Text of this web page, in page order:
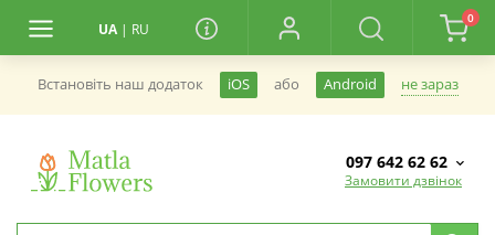
UA | RU
0
Встановiть наш додаток iOS або Android не зараз
097 642 62 62
Замовити дзвінок